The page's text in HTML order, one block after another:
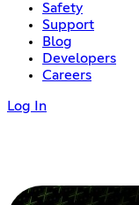
Safety
Support
Blog
Developers
Careers
Log In